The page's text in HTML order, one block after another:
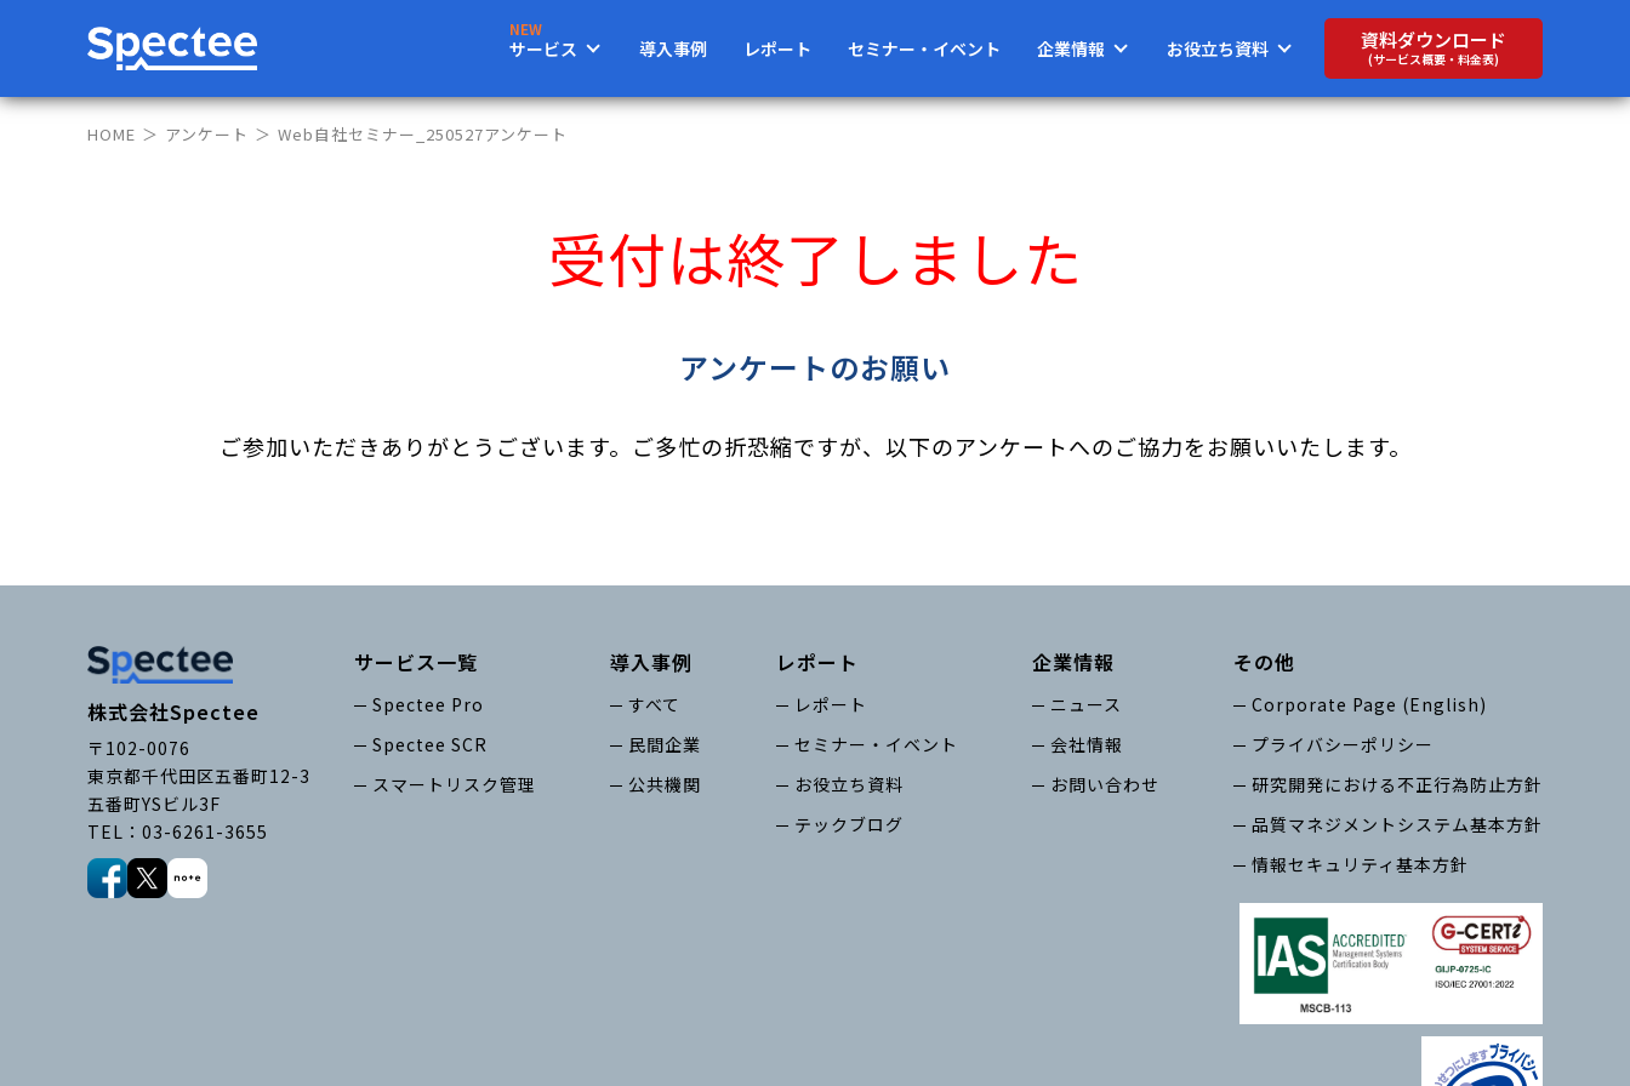
サービス 導入事例 レポート セミナー・イベント 企業情報 お役立ち資料 資料ダウンロード
(サービス概要・料金表)
HOME アンケート Web自社セミナー_250527アンケート
受付は終了しました
アンケートのお願い
ご参加いただきありがとうございます。ご多忙の折恐縮ですが、以下のアンケートへのご協力をお願いいたします。
株式会社Spectee
〒102-0076
東京都千代田区五番町12-3
五番町YSビル3F
TEL：03-6261-3655
サービス一覧
Spectee Pro
Spectee SCR
スマートリスク管理
導入事例
すべて
民間企業
公共機関
レポート
レポート
セミナー・イベント
お役立ち資料
テックブログ
企業情報
ニュース
会社情報
お問い合わせ
その他
Corporate Page (English)
プライバシーポリシー
研究開発における不正行為防止方針
品質マネジメントシステム基本方針
情報セキュリティ基本方針